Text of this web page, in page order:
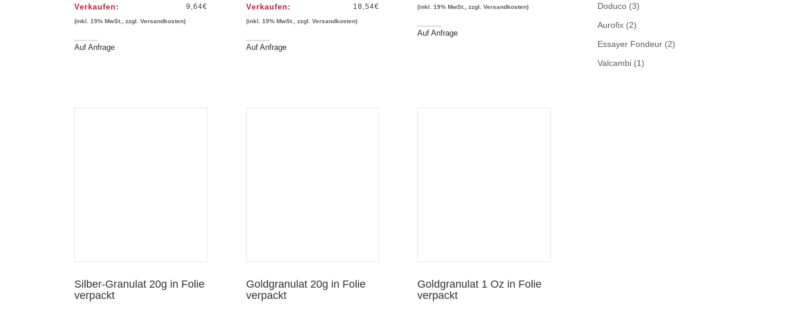
Verkaufen: 9,64€
(inkl. 19% MwSt., zzgl. Versandkosten)
Auf Anfrage
Verkaufen: 18,54€
(inkl. 19% MwSt., zzgl. Versandkosten)
Auf Anfrage
(inkl. 19% MwSt., zzgl. Versandkosten)
Auf Anfrage
Silber-Granulat 20g in Folie
verpackt
Goldgranulat 20g in Folie
verpackt
Goldgranulat 1 Oz in Folie
verpackt
Doduco(3)
Aurofix(2)
Essayer Fondeur(2)
Valcambi(1)